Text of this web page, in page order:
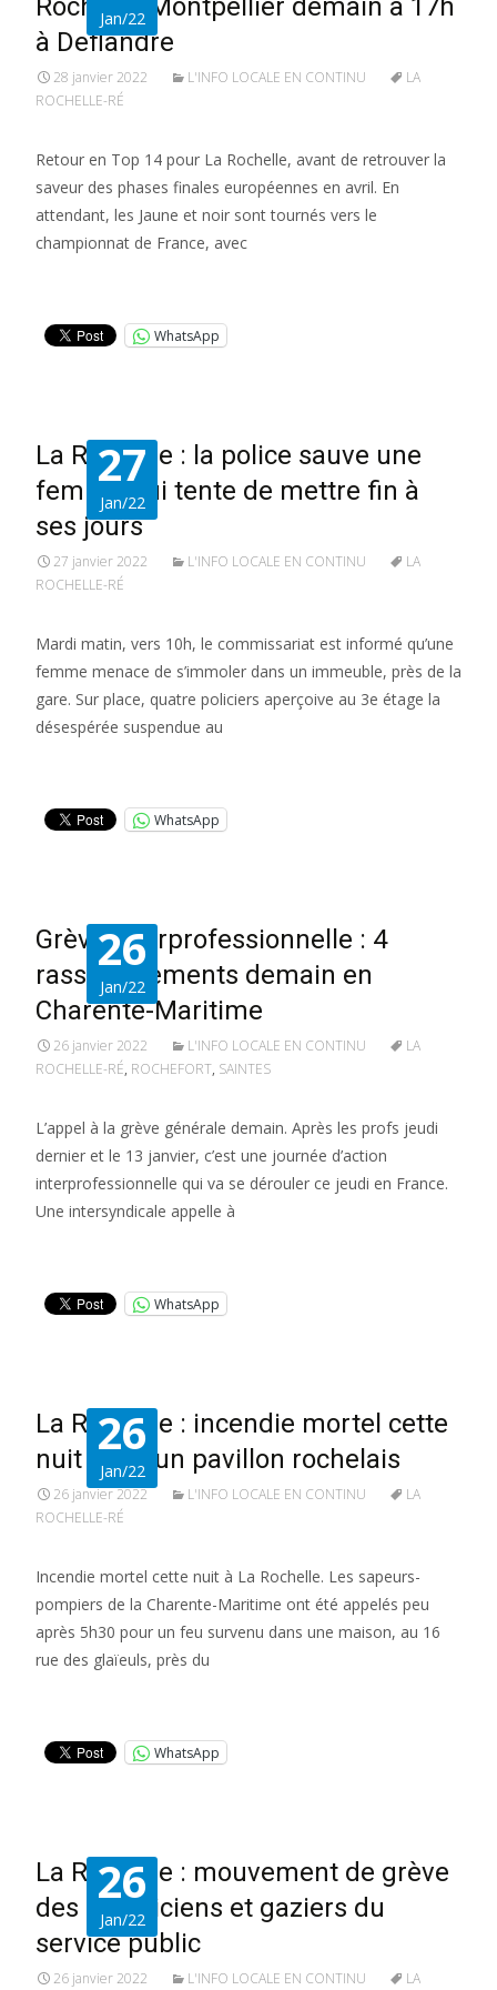
Jan/22
Rochelle/Montpellier demain à 17h
à Deflandre
28 janvier 2022 L'INFO LOCALE EN CONTINU
LA
ROCHELLE-RÉ
Retour en Top 14 pour La Rochelle, avant de retrouver la
saveur des phases finales européennes en avril. En
attendant, les Jaune et noir sont tournés vers le
championnat de France, avec
WhatsApp
27
Jan/22
La Rochelle : la police sauve une
femme qui tente de mettre fin à
ses jours
27 janvier 2022 L'INFO LOCALE EN CONTINU
LA
ROCHELLE-RÉ
Mardi matin, vers 10h, le commissariat est informé qu’une
femme menace de s’immoler dans un immeuble, près de la
gare. Sur place, quatre policiers aperçoive au 3e étage la
désespérée suspendue au
WhatsApp
26
Jan/22
Grève interprofessionnelle : 4
rassemblements demain en
Charente-Maritime
26 janvier 2022 L'INFO LOCALE EN CONTINU
LA
ROCHELLE-RÉ, ROCHEFORT, SAINTES
L’appel à la grève générale demain. Après les profs jeudi
dernier et le 13 janvier, c’est une journée d’action
interprofessionnelle qui va se dérouler ce jeudi en France.
Une intersyndicale appelle à
WhatsApp
26
Jan/22
La Rochelle : incendie mortel cette
nuit dans un pavillon rochelais
26 janvier 2022 L'INFO LOCALE EN CONTINU
LA
ROCHELLE-RÉ
Incendie mortel cette nuit à La Rochelle. Les sapeurs-
pompiers de la Charente-Maritime ont été appelés peu
après 5h30 pour un feu survenu dans une maison, au 16
rue des glaïeuls, près du
WhatsApp
26
Jan/22
La Rochelle : mouvement de grève
des électriciens et gaziers du
service public
26 janvier 2022 L'INFO LOCALE EN CONTINU LA